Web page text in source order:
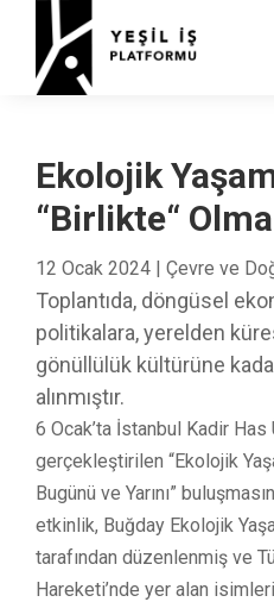
Ekolojik
“Birlikte“
12 Ocak 2024 | Çevre ve
Toplantıda, döngüsel
politikalara, yerelden
gönüllülük kültürüne
alınmıştır.
6 Ocak’ta İstanbul Kadir
gerçekleştirilen “Ekolojik
Bugünü ve Yarını”
etkinlik, Buğday Ekolojik
tarafından düzenlenmiş ve
Hareketi’nde yer alan